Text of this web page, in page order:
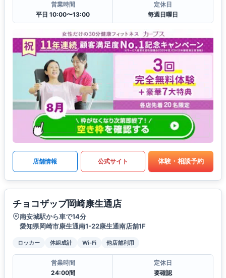
営業時間
平日 10:00〜13:00
定休日
毎週日曜日
店舗情報 公式サイト 体験・相談予約
チョコザップ岡崎康生通店
南安城駅から車で14分
愛知県岡崎市康生通南1-22康生通南店舗1F
ロッカー 体組成計 Wi-Fi 他店舗利用
営業時間
24:00間
定休日
要確認